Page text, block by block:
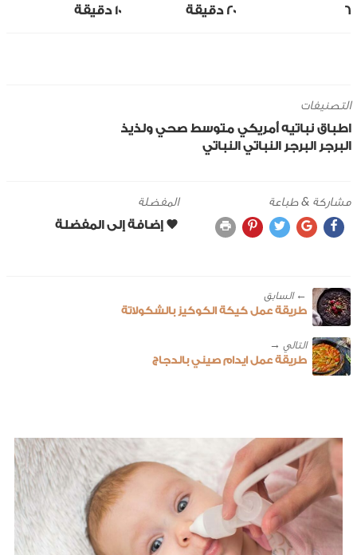
6
20 ‎دقيقة
10 ‎دقيقة
التصنيفات
اطباق نباتيه أمريكي متوسط صحي ولذيذ
البرجر البرجر النباتي النباتي
مشاركة & طباعة المفضلة
← ‎السابق
طريقة عمل كيكة الكوكيز بالشكولاتة
طريقة عمل ايدام صيني بالدجاج